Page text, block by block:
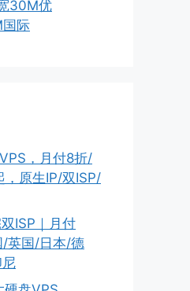
30M优
际
，月付8折/
原生IP/双ISP/
ISP｜月付
/英国/日本/德